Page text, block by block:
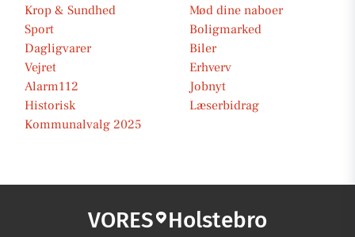
Krop & Sundhed
Mød dine naboer
Sport
Boligmarked
Dagligvarer
Biler
Vejret
Erhverv
Alarm112
Jobnyt
Historisk
Læserbidrag
Kommunalvalg 2025
VORES Holstebro